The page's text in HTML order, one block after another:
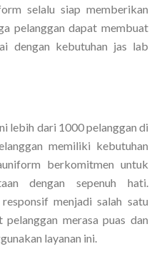
selalu siap memberikan
pelanggan dapat membuat
dengan kebutuhan jas lab
lebih dari 1000 pelanggan di
memiliki kebutuhan
berkomitmen untuk
dengan sepenuh hati.
menjadi salah satu
merasa puas dan
layanan ini.